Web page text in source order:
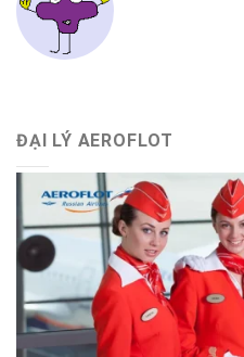
ĐẠI LÝ AEROFLOT